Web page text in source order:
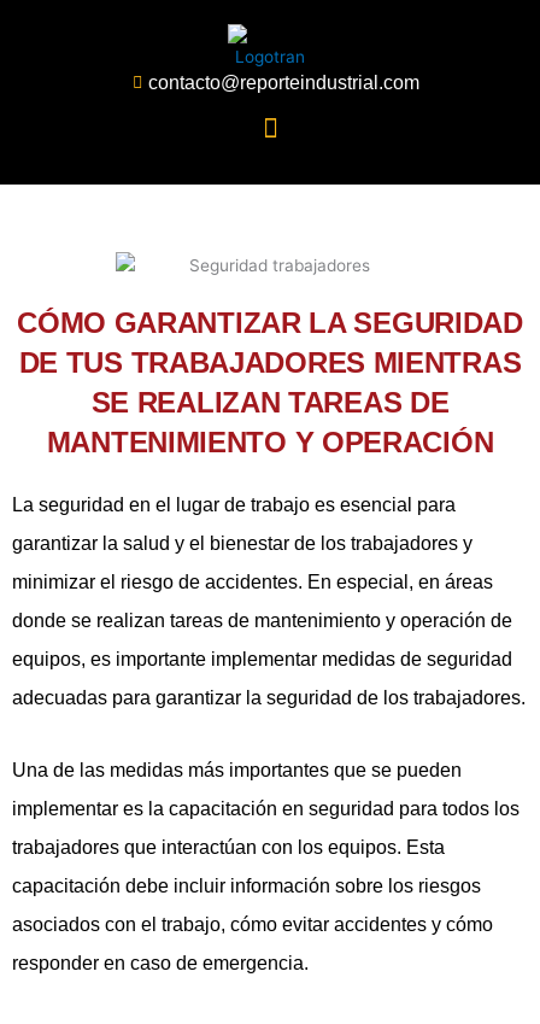
contacto@reporteindustrial.com
CÓMO GARANTIZAR LA SEGURIDAD
DE TUS TRABAJADORES MIENTRAS
SE REALIZAN TAREAS DE
MANTENIMIENTO Y OPERACIÓN
La seguridad en el lugar de trabajo es esencial para
garantizar la salud y el bienestar de los trabajadores y
minimizar el riesgo de accidentes. En especial, en áreas
donde se realizan tareas de mantenimiento y operación de
equipos, es importante implementar medidas de seguridad
adecuadas para garantizar la seguridad de los trabajadores.
Una de las medidas más importantes que se pueden
implementar es la capacitación en seguridad para todos los
trabajadores que interactúan con los equipos. Esta
capacitación debe incluir información sobre los riesgos
asociados con el trabajo, cómo evitar accidentes y cómo
responder en caso de emergencia.